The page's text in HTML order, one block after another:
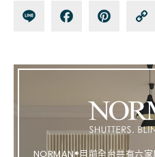
Lin Fa
ok
Pin
st
NORMAN®目前全台共有六